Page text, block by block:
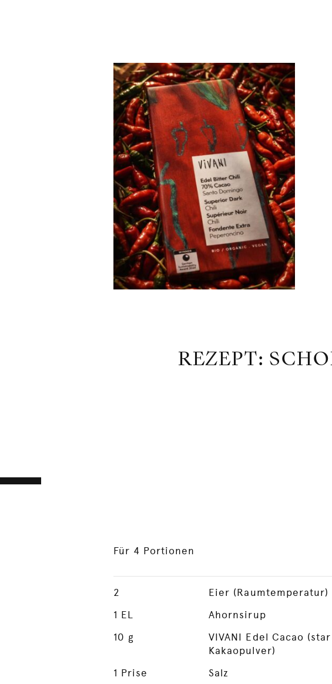
REZEPT:
Für 4 Portionen
2
Eier (Raumtemperatur)
1 EL
Ahornsirup
10 g
VIVANI Edel Cacao
Kakaopulver)
1 Prise Salz